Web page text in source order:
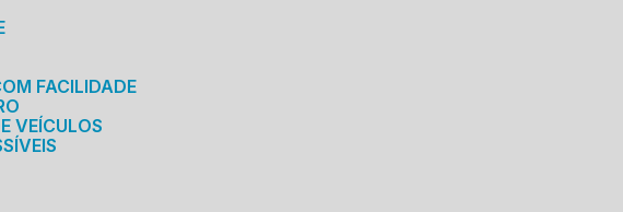
FACILIDADE
VEÍCULOS